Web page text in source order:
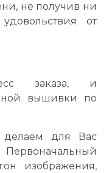
не получив ни
от
заказа, и
вышивки по
для Вас
изображения,